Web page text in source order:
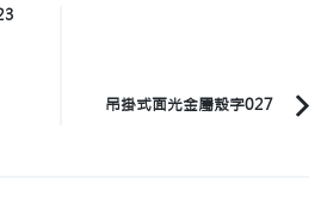
吊掛式面光金屬殼字027